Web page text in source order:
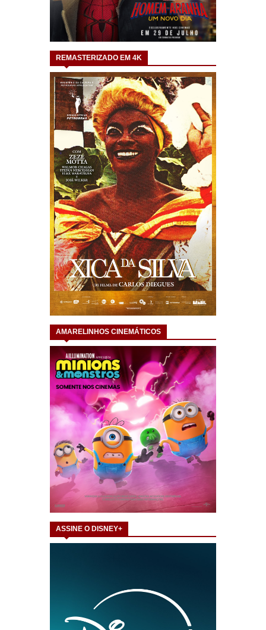
REMASTERIZADO EM 4K
AMARELINHOS CINEMÁTICOS
ASSINE O DISNEY+